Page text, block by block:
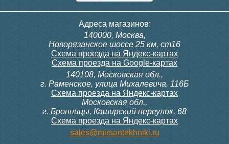
Конвектор ITT.080.200.1000
с решеткой GRILL.SGW-20-
Конвектор ITT.080.200.900 с
решеткой GRILL.SGA-20-
100T, 230В (накладной,
расписание, упр.с пульта)
28 000
300, 230В (врезной - квадр.
коробка)
9 700
Адреса магазинов:
140000, Москва,
Новорязанское шоссе 25 км, ст16
Схема проезда на Яндекс-картах
Схема проезда на Google-картах
140108, Московская обл.,
г. Раменское, улица Михалевича, 116Б
Схема проезда на Яндекс-картах
Московская обл.,
г. Бронницы, Каширский переулок, 68
Схема проезда на Яндекс-картах
sales@mirsantekhniki.ru